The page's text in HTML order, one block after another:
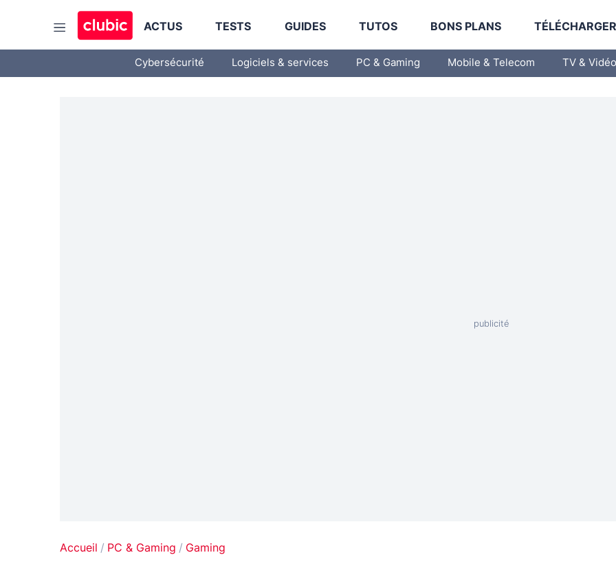
ACTUS TESTS GUIDES TUTOS BONS PLANS
Cybersécurité Logiciels & services PC & Gaming Mobile & Telecom TV & Vidéo
Accueil PC & Gaming Gaming